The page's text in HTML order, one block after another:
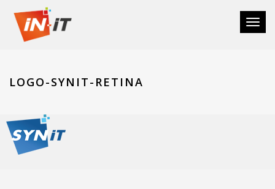
Toggle
LOGO-SYNIT-RETINA